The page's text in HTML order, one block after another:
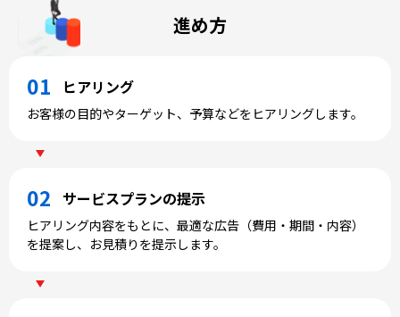
進め方
ヒアリング
お客様の目的やターゲット、予算などをヒアリングします。
サービスプランの提示
ヒアリング内容をもとに、最適な広告（費用・期間・内容）
を提案し、お見積りを提示します。